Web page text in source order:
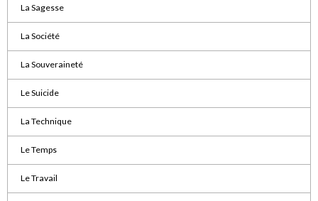
La Sagesse
La Société
La Souveraineté
Le Suicide
La Technique
Le Temps
Le Travail